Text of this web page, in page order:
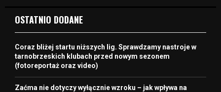
OSTATNIO DODANE
Coraz bliżej startu niższych lig. Sprawdzamy nastroje w
tarnobrzeskich klubach przed nowym sezonem
(fotoreportaż oraz video)
Zaćma nie dotyczy wyłącznie wzroku – jak wpływa na